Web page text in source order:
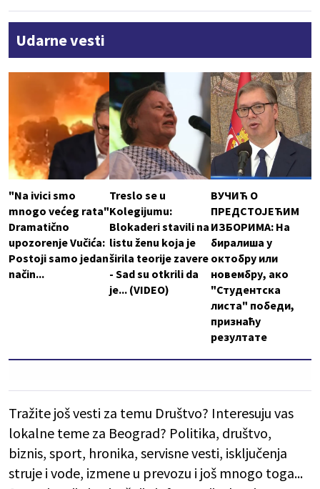
Udarne vesti
"Na ivici smo
mnogo većeg rata"
Dramatično
upozorenje Vučića:
Postoji samo jedan
način...
Treslo se u
Kolegijumu:
Blokaderi stavili na
listu ženu koja je
širila teorije zavere
- Sad su otkrili da
je... (VIDEO)
ВУЧИЋ О
ПРЕДСТОЈЕЋИМ
ИЗБОРИМА: На
биралиша у
октобру или
новембру, ако
"Студентска
листа" победи,
признаћу
резултате
Tražite još vesti za temu Društvo? Interesuju vas
lokalne teme za Beograd? Politika, društvo,
biznis, sport, hronika, servisne vesti, isključenja
struje i vode, izmene u prevozu i još mnogo toga...